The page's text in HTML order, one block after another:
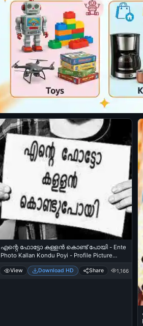
എന്റെ ഫോട്ടോ കള്ളന്‍ കൊണ്ട് പോയി - Ente
Photo Kallan Kondu Poyi - Profile Picture
Stolen
View Download HD Share 1,166